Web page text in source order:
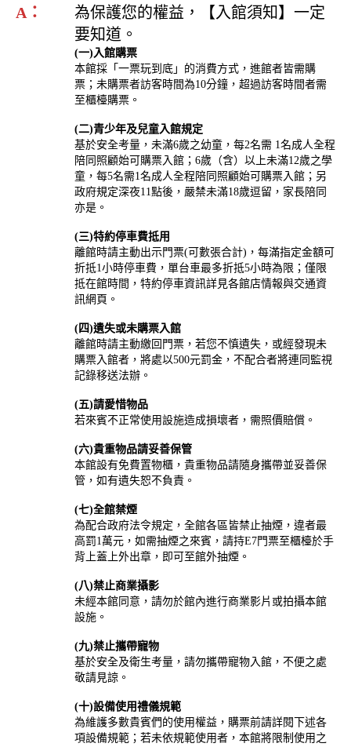
A：
為保護您的權益，【入館須知】一定
要知道。
(一)入館購票
本館採「一票玩到底」的消費方式，進館者皆需購
票；未購票者訪客時間為10分鐘，超過訪客時間者需
至櫃檯購票。
(二)青少年及兒童入館規定
基於安全考量，未滿6歲之幼童，每2名需 1名成人全程
陪同照顧始可購票入館；6歲（含）以上未滿12歲之學
童，每5名需1名成人全程陪同照顧始可購票入館；另
政府規定深夜11點後，嚴禁未滿18歲逗留，家長陪同
亦是。
(三)特約停車費抵用
離館時請主動出示門票(可數張合計)，每滿指定金額可
折抵1小時停車費，單台車最多折抵5小時為限；僅限
抵在館時間，特約停車資訊詳見各館店情報與交通資
訊網頁。
(四)遺失或未購票入館
離館時請主動繳回門票，若您不慎遺失，或經發現未
購票入館者，將處以500元罰金，不配合者將連同監視
記錄移送法辦。
(五)請愛惜物品
若來賓不正常使用設施造成損壞者，需照價賠償。
(六)貴重物品請妥善保管
本館設有免費置物櫃，貴重物品請隨身攜帶並妥善保
管，如有遺失恕不負責。
(七)全館禁煙
為配合政府法令規定，全館各區皆禁止抽煙，違者最
高罰1萬元，如需抽煙之來賓，請持E7門票至櫃檯於手
背上蓋上外出章，即可至館外抽煙。
(八)禁止商業攝影
未經本館同意，請勿於館內進行商業影片或拍攝本館
設施。
(九)禁止攜帶寵物
基於安全及衛生考量，請勿攜帶寵物入館，不便之處
敬請見諒。
(十)設備使用禮儀規範
為維護多數貴賓們的使用權益，購票前請詳閱下述各
項設備規範；若未依規範使用者，本館將限制使用之